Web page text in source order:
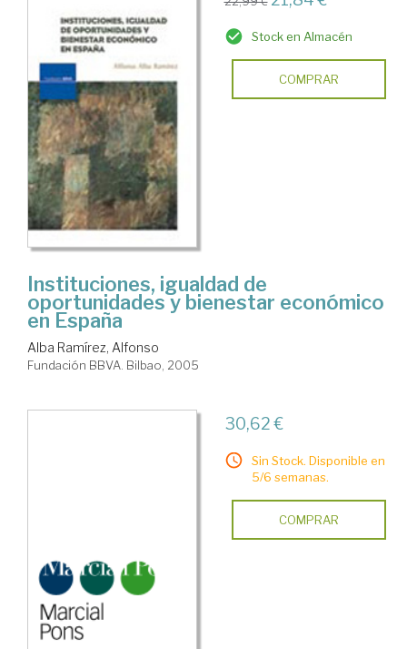
Stock en Almacén
COMPRAR
Instituciones, igualdad de
oportunidades y bienestar económico
en España
Alba Ramírez, Alfonso
Fundación BBVA. Bilbao, 2005
30,62 €
Sin Stock. Disponible en
5/6 semanas.
COMPRAR